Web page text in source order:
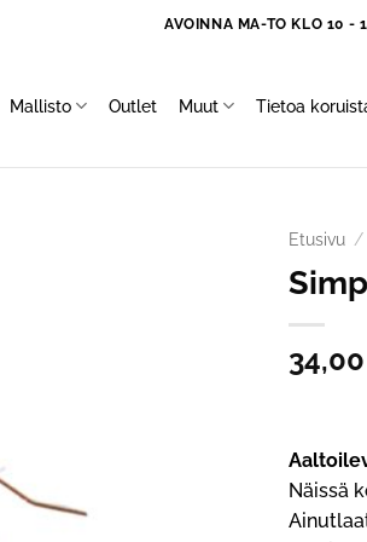
AVOINNA MA-TO KLO 10 -
Mallisto Outlet Muut Tietoa
Etusivu /
34,00
Näissä